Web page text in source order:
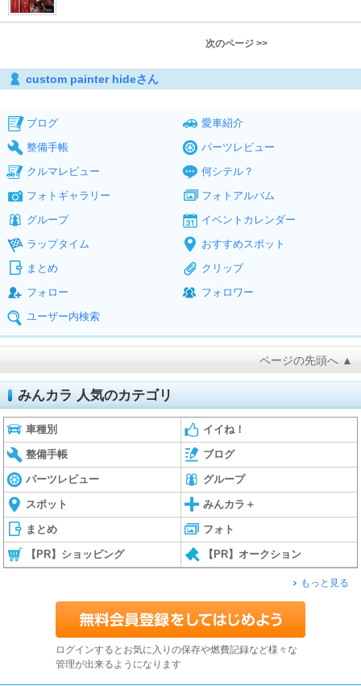
次のページ >>
custom painter hideさん
ブログ
愛車紹介
整備手帳
パーツレビュー
クルマレビュー
何シテル？
フォトギャラリー
フォトアルバム
グループ
イベントカレンダー
ラップタイム
おすすめスポット
まとめ
クリップ
フォロー
フォロワー
ユーザー内検索
ページの先頭へ ▲
みんカラ 人気のカテゴリ
車種別 イイね！
整備手帳 ブログ
パーツレビュー グループ
スポット みんカラ＋
まとめ フォト
【PR】ショッピング 【PR】オークション
もっと見る
ログインするとお気に入りの保存や燃費記録など様々な
管理が出来るようになります